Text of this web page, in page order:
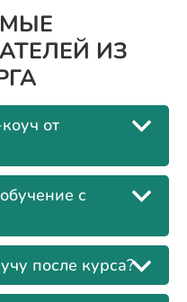
ИЗ
от
с
после курса?